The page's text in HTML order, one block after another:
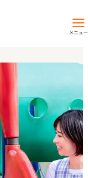
メニュー